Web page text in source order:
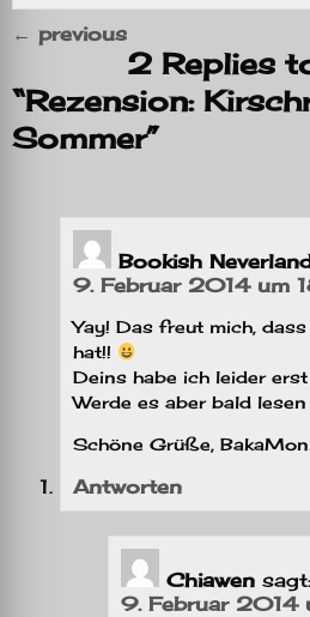
← previous
2 Replies
“Rezension:
Sommer”
Bookish
9. Februar 2014 um
Yay! Das freut mich,
hat!!
Deins habe ich leider
Werde es aber bald lesen
Schöne Grüße,
Antworten
Chiawen sagt:
9. Februar 2014